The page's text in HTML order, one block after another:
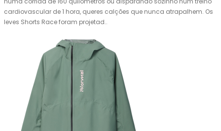
cardiovascular de 1 hora, queres calções que nunca atrapalhem. Os
leves Shorts Race foram projetad..